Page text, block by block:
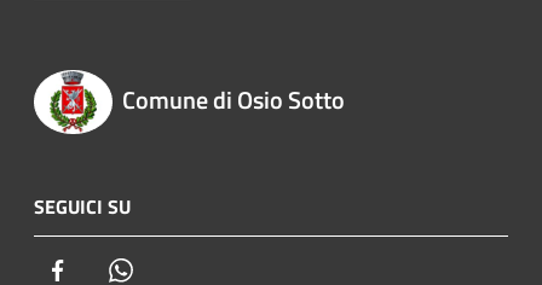
Comune di Osio Sotto
SEGUICI SU
Facebook